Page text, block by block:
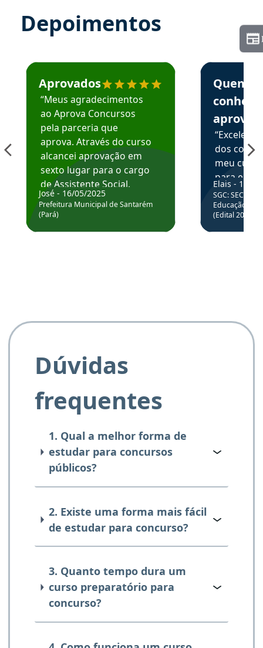
Depoimentos
Estudante José recomenda o Aprova Concursos em
Aprovados
“Meus agradecimentos
ao Aprova Concursos
pela parceria que
aprova. Através do curso
alcancei aprovação em
sexto lugar para o cargo
de Assistente Social.
Hoje estou atuando na
Prefeitura de Santarém.
José - 16/05/2025
Prefeitura Municipal de Santarém
(Pará)
Estudante
Quem
aprova
dos
meu
para
colocar
através
de
Elais - 15/
SGC: SEC BA
Educação
(Edital
Dúvidas
frequentes
1. Qual a melhor forma de
estudar para concursos
públicos?
2. Existe uma forma mais fácil
de estudar para concurso?
3. Quanto tempo dura um
curso preparatório para
concurso?